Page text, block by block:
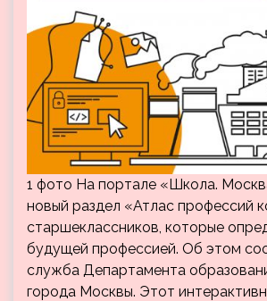
1 фото На портале «Школа.
новый раздел «Атлас профессий
старшеклассников, которые
будущей профессией. Об этом
служба Департамента
города Москвы. Этот